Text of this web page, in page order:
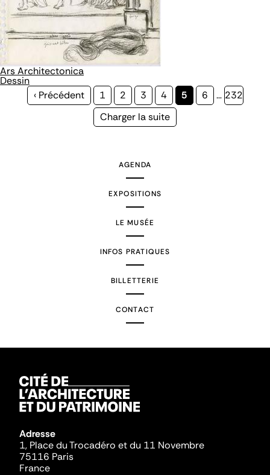
Ars Architectonica
Dessin
Page
‹ Précédent Page
1 Page
2 Page
3 Page
4
Page
5 Page
6 … Page
232
Page
Charger la suite
AGENDA
EXPOSITIONS
LE MUSÉE
INFOS PRATIQUES
BILLETTERIE
CONTACT
Adresse
1, Place du Trocadéro et du 11 Novembre
75116 Paris
France